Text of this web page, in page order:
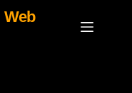
Web